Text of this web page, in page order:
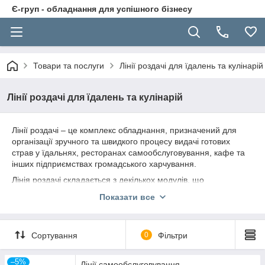
Є-груп - обладнання для успішного бізнесу
Товари та послуги Лінії роздачі для їдалень та кулінарій
Лінії роздачі для їдалень та кулінарій
Лінії роздачі – це комплекс обладнання, призначений для
організації зручного та швидкого процесу видачі готових
страв у їдальнях, ресторанах самообслуговування, кафе та
інших підприємствах громадського харчування.
Лінія роздачі складається з декількох модулів, що
1. ¦Марміти – призначені для підтримки температури гарячих
демонстрації салатів, закусок, напоїв та десертів при
потрібній температурі.
3. Прилавки для роздачі – є робочими поверхнями для
Показати все
Сортування 0 Фільтри
–5%